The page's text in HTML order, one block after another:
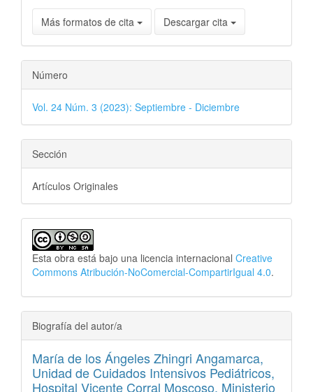
Más formatos de cita Descargar cita
Número
Vol. 24 Núm. 3 (2023): Septiembre - Diciembre
Sección
Artículos Originales
Esta obra está bajo una licencia internacional Creative
Commons Atribución-NoComercial-CompartirIgual 4.0.
Biografía del autor/a
María de los Ángeles Zhingri Angamarca,
Unidad de Cuidados Intensivos Pediátricos,
Hospital Vicente Corral Moscoso, Ministerio